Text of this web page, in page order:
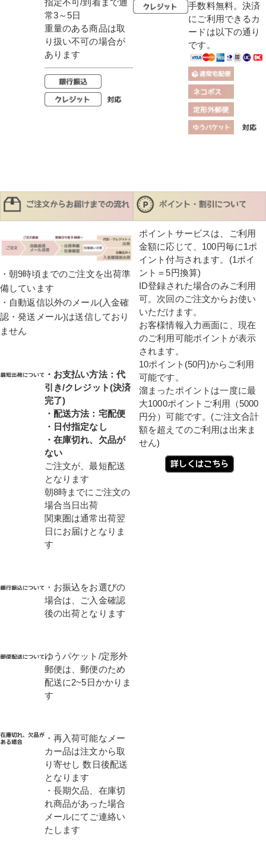
指定不可/到着まで通
常3～5日
重量のある商品は取
り扱い不可の場合が
あります
手数料無料。決済
にご利用できるカ
ードは以下の通り
です。
・朝9時頃までのご注文を出荷準
備しています
・自動返信以外のメール(入金確
認・発送メール)は送信しており
ません
・お支払い方法：代
引き/クレジット(決済
完了)
・配送方法：宅配便
・日付指定なし
・在庫切れ、欠品が
ない
ご注文が、最短配送
となります
朝8時までにご注文の
場合当日出荷
関東圏は通常出荷翌
日にお届けとなりま
す
・お振込をお選びの
場合は、ご入金確認
後の出荷となります
ゆうパケット/定形外
郵便は、郵便のため
配送に2~5日かかりま
す
・再入荷可能なメー
カー品は注文から取
り寄せし 数日後配送
となります
・長期欠品、在庫切
れ商品があった場合
メールにてご連絡い
たします
ポイントサービスは、ご利用
金額に応じて、100円毎に1ポ
イント付与されます。(1ポイ
ント＝5円換算)
ID登録された場合のみご利用
可。次回のご注文からお使い
いただけます。
お客様情報入力画面に、現在
のご利用可能ポイントが表示
されます。
10ポイント(50円)からご利用
可能です。
溜まったポイントは一度に最
大1000ポイントご利用（5000
円分）可能です。(ご注文合計
額を超えてのご利用は出来ま
せん)